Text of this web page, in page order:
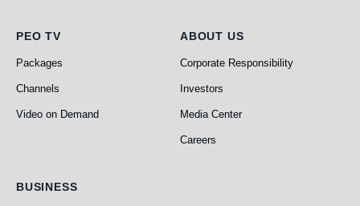
PEO TV
PEO TV
Packages
Channels
Video on Demand
About Us
ABOUT US
Corporate Responsibility
Investors
Media Center
Careers
Business
BUSINESS